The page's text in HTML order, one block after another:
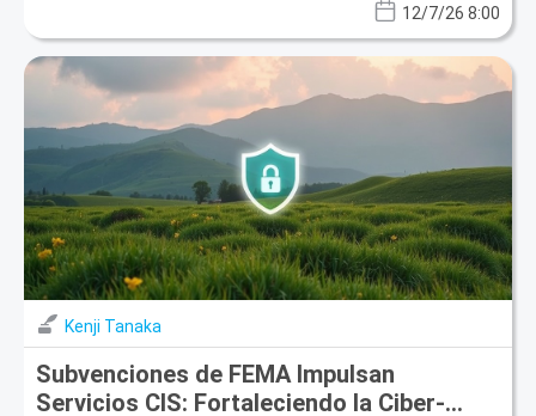
12/7/26 8:00
Kenji Tanaka
Subvenciones de FEMA Impulsan
Servicios CIS: Fortaleciendo la Ciber-